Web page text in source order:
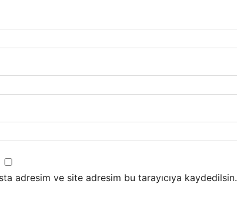
adresim ve site adresim bu tarayıcıya kaydedilsin.